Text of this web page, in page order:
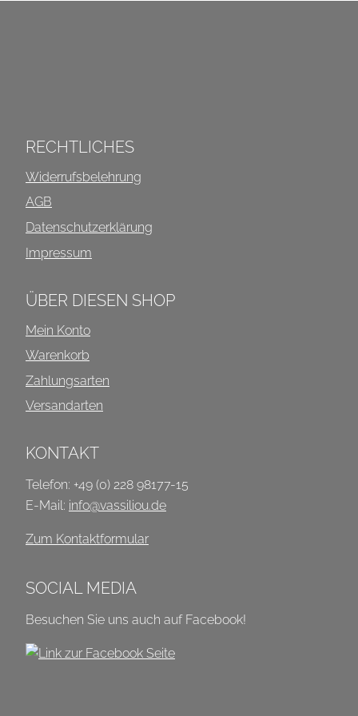
RECHTLICHES
Widerrufsbelehrung
AGB
Datenschutzerklärung
Impressum
ÜBER DIESEN SHOP
Mein Konto
Warenkorb
Zahlungsarten
Versandarten
KONTAKT
Telefon: +49 (0) 228 98177-15
E-Mail: info@vassiliou.de
Zum Kontaktformular
SOCIAL MEDIA
Besuchen Sie uns auch auf Facebook!